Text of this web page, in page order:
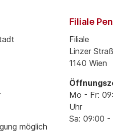
möglich
Filiale
Filiale
Linzer
1140 Wien
Mo - Fr:
Uhr
Sa: 09:00 -